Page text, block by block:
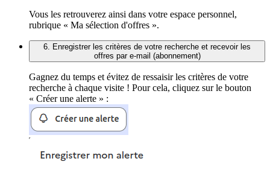
Vous les retrouverez ainsi dans votre espace personnel,
rubrique « Ma sélection d'offres ».
6. Enregistrer les critères de votre recherche et recevoir les
offres par e-mail (abonnement)
Gagnez du temps et évitez de ressaisir les critères de votre
recherche à chaque visite ! Pour cela, cliquez sur le bouton
« Créer une alerte » :